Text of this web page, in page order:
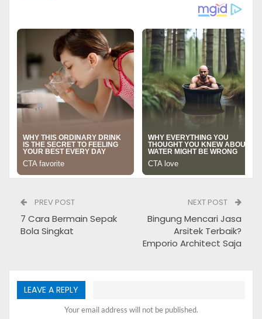
Sebagai pembeli harus memiliki standar sendiri sehingga
bisa memilah mana artikel yang sesuai standar. Standar
ini meliputi gaya bahasa, bebas typo, SEO, LSI, dll.
Apabila anda sedang mencari jasa penulis artikel, berikut
ini ada list harga jasa penulisan artikel yang saya
temukan di internet. Harga ini saya kutip dari situs
elmailclinton.com.
Harga Jasa Penulis
Artikel
disajikan dalam beberapa paket. Saat ini situs tersebut
menyediakan 3 paket harga jasa penulisan artikel.
PREV POST
7 Cara Bermain Sepak
Bola Singkat
NEXT POST
Bingung Mencari Jasa
Arsitek Terbaik?
Emporio Architect Saja
LEAVE A REPLY
Your email address will not be published.